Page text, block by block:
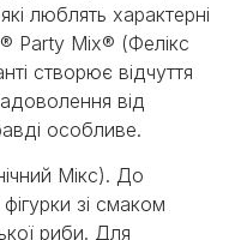
люблять характерні
Party Mix® (Фелікс
створює відчуття
від
особливе.
Мікс). До
зі смаком
риби. Для